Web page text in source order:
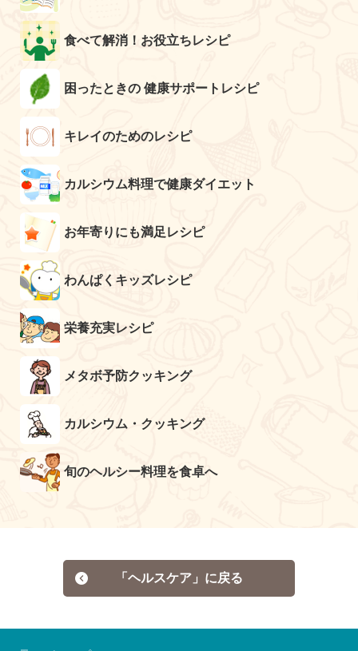
食べて解消！お役立ちレシピ
困ったときの 健康サポートレシピ
キレイのためのレシピ
カルシウム料理で健康ダイエット
お年寄りにも満足レシピ
わんぱくキッズレシピ
栄養充実レシピ
メタボ予防クッキング
カルシウム・クッキング
旬のヘルシー料理を食卓へ
「ヘルスケア」に戻る